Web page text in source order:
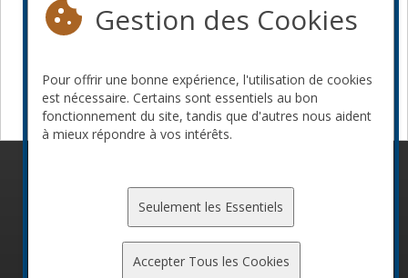
Devenir commanditaire
Gestion des Cookies
Pour offrir une bonne expérience, l'utilisation de cookies
est nécessaire. Certains sont essentiels au bon
fonctionnement du site, tandis que d'autres nous aident
à mieux répondre à vos intérêts.
Seulement les Essentiels
Accepter Tous les Cookies